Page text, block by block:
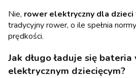
Nie, rower elektryczny dla dzieci
tradycyjny rower, o ile spełnia
prędkości.
Jak długo ładuje się
elektrycznym dziecięcym?